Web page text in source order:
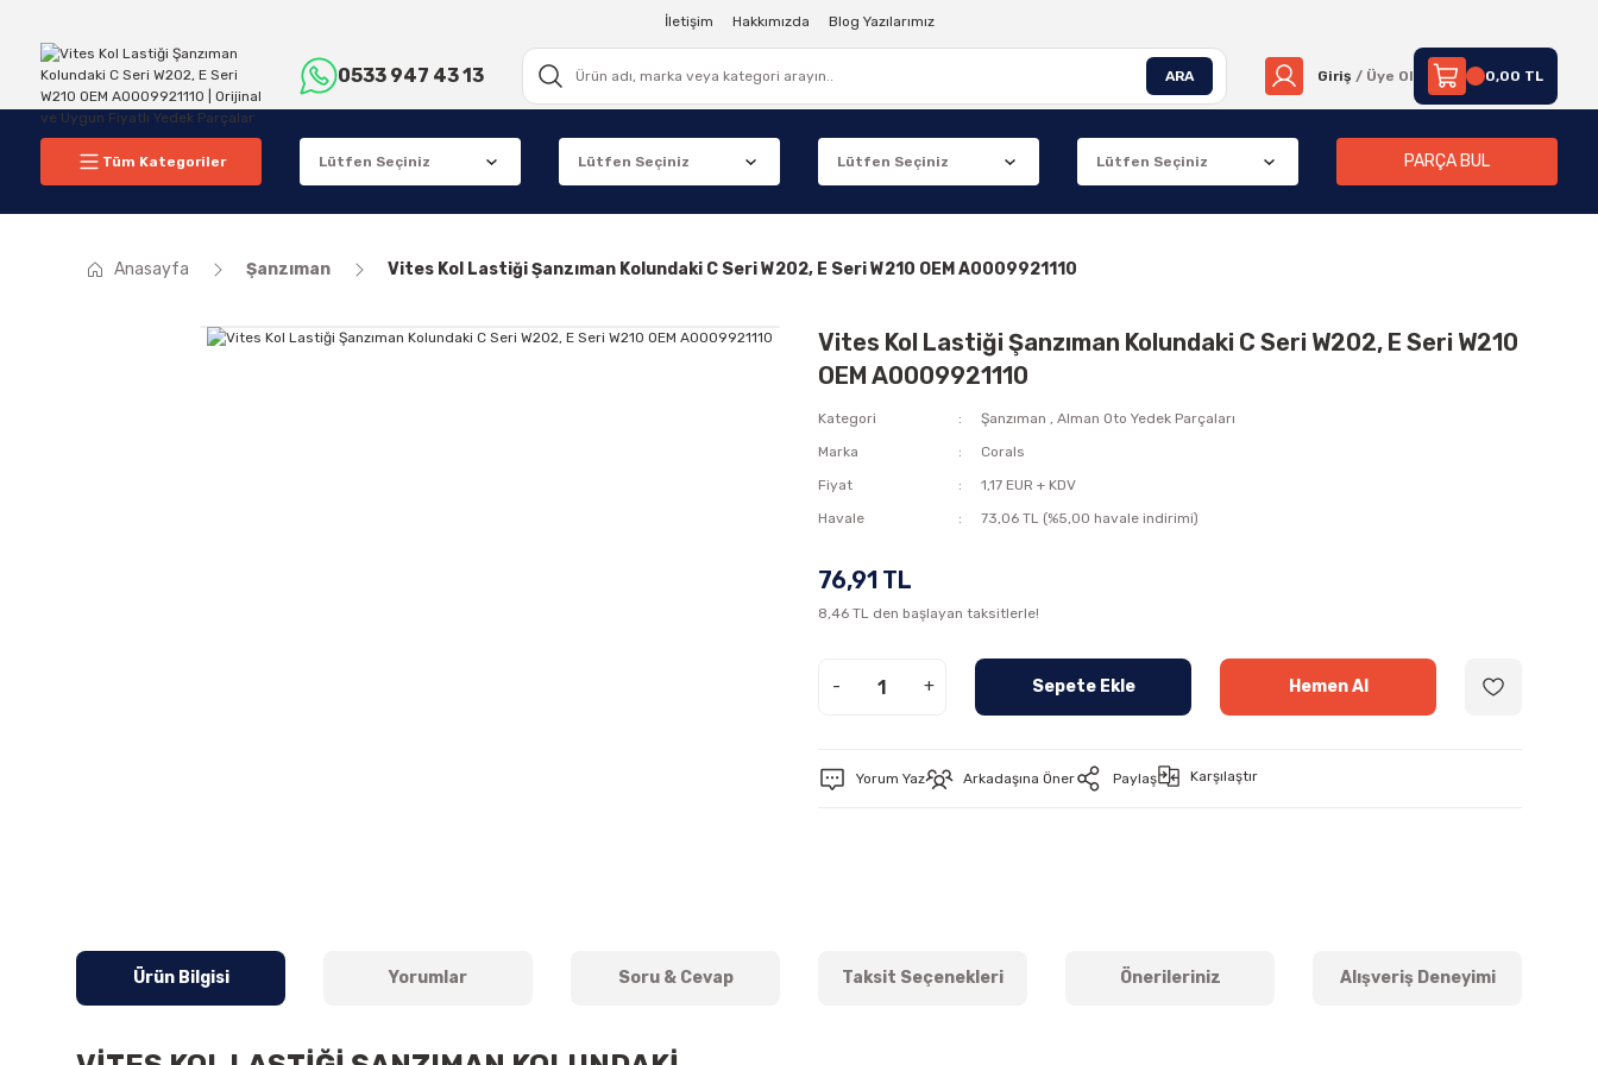
İletişim Hakkımızda Blog Yazılarımız
0533 947 43 13 ARA Giriş / Üye Ol 0,00 TL
Tüm Kategoriler PARÇA BUL
Anasayfa Şanzıman Vites Kol Lastiği Şanzıman Kolundaki C Seri W202, E Seri W210 OEM A0009921110
Vites Kol Lastiği Şanzıman Kolundaki C Seri W202, E Seri W210
OEM A0009921110
Kategori Şanzıman ,Alman Oto Yedek Parçaları
Marka
Corals
Fiyat
1,17 EUR + KDV
Havale
73,06 TL (%5,00 havale indirimi)
76,91 TL
8,46 TL den başlayan taksitlerle!
- + Sepete Ekle Hemen Al
Yorum Yaz Arkadaşına Öner Paylaş Karşılaştır
Ürün Bilgisi Yorumlar Soru & Cevap Taksit Seçenekleri Önerileriniz Alışveriş Deneyimi